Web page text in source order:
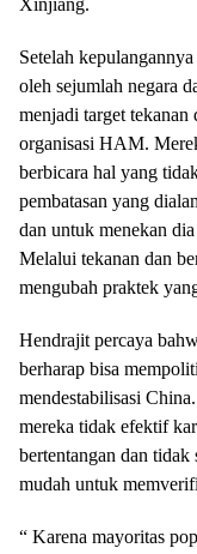
Xinjiang.
Setelah
oleh sejumlah negara
menjadi target tekanan
organisasi HAM.
berbicara hal yang
pembatasan yang
dan untuk menekan
Melalui tekanan dan
mengubah praktek
Hendrajit percaya
berharap bisa
mendestabilisasi
mereka tidak efektif
bertentangan dan
mudah untuk
“ Karena mayoritas